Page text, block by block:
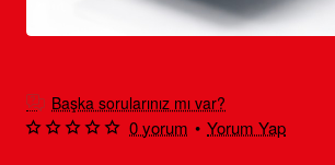
Başka sorularınız mı var?
0 yorum • Yorum Yap